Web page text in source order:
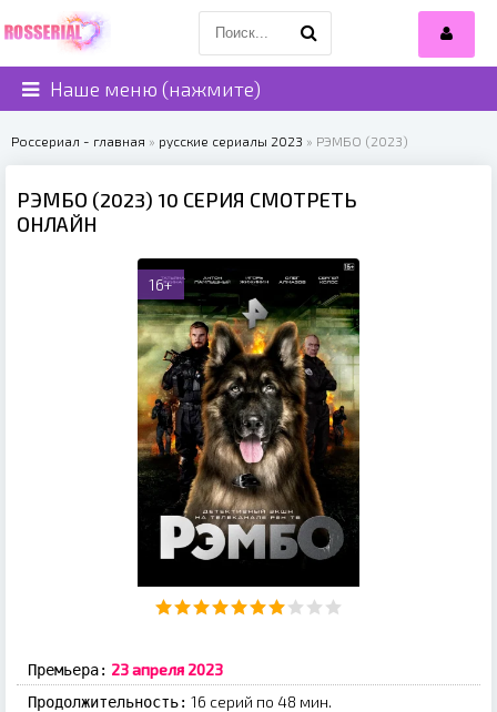
Наше меню (нажмите)
Россериал - главная » русские сериалы 2023 » РЭМБО (2023)
РЭМБО (2023) 10 СЕРИЯ СМОТРЕТЬ
ОНЛАЙН
16+
Премьера: 23 апреля 2023
Продолжительность: 16 серий по 48 мин.